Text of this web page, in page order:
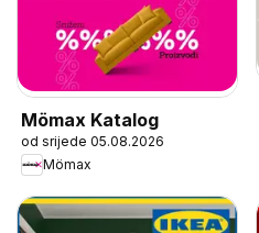
Mömax Katalog
od srijede 05.08.2026
Mömax